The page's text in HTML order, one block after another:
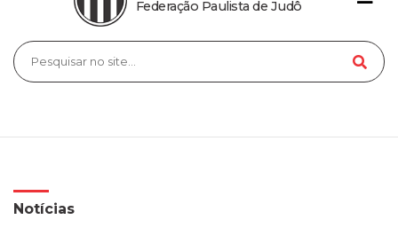
Federação Paulista de Judô
Notícias